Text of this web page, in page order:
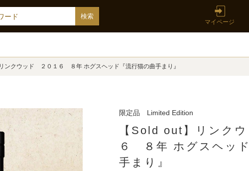
マイページ
リンクウッド ２０１６ ８年 ホグスヘッド『流行猫の曲手まり』
限定品 Limited Edition
【Sold out】リンク
６ ８年 ホグスヘッ
手まり』